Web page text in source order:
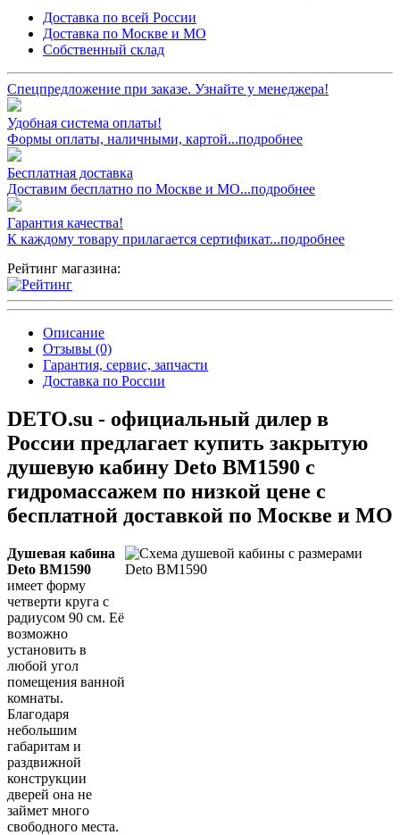
Доставка по всей России
Доставка по Москве и МО
Собственный склад
Спецпредложение при заказе. Узнайте у менеджера!
Удобная система оплаты!
Формы оплаты, наличными, картой...подробнее
Бесплатная доставка
Доставим бесплатно по Москве и МО...подробнее
Гарантия качества!
К каждому товару прилагается сертификат...подробнее
Рейтинг магазина:
Описание
Отзывы (0)
Гарантия, сервис, запчасти
Доставка по России
DETO.su - официальный дилер в
России предлагает купить закрытую
душевую кабину Deto BM1590 с
гидромассажем по низкой цене с
бесплатной доставкой по Москве и МО
Душевая кабина
Deto BM1590
имеет форму
четверти круга с
радиусом 90 см. Её
возможно
установить в
любой угол
помещения ванной
комнаты.
Благодаря
небольшим
габаритам и
раздвижной
конструкции
дверей она не
займет много
свободного места.